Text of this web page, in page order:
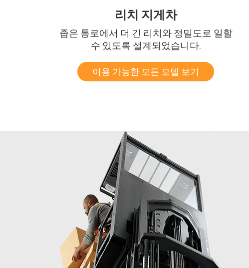
리치 지게차
좁은 통로에서 더 긴 리치와 정밀도로 일할
수 있도록 설계되었습니다.
이용 가능한 모든 모델 보기